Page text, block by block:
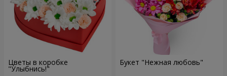
Цветы в коробке
"Улыбнись!"
Букет "Нежная любовь"